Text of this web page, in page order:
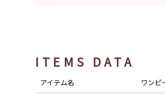
ITEMS DATA
アイテム名 ワンピ